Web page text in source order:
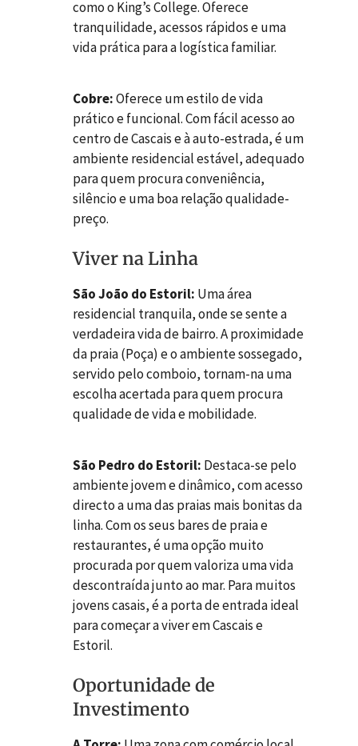
como o King’s College. Oferece
tranquilidade, acessos rápidos e uma
vida prática para a logística familiar.
Cobre:Oferece um estilo de vida
prático e funcional. Com fácil acesso ao
centro de Cascais e à auto-estrada, é um
ambiente residencial estável, adequado
para quem procura conveniência,
silêncio e uma boa relação qualidade-
preço.
Viver na Linha
São João do Estoril: Uma área
residencial tranquila, onde se sente a
verdadeira vida de bairro. A proximidade
da praia (Poça) e o ambiente sossegado,
servido pelo comboio, tornam-na uma
escolha acertada para quem procura
qualidade de vida e mobilidade.
São Pedro do Estoril: Destaca-se pelo
ambiente jovem e dinâmico, com acesso
directo a uma das praias mais bonitas da
linha. Com os seus bares de praia e
restaurantes, é uma opção muito
procurada por quem valoriza uma vida
descontraída junto ao mar. Para muitos
jovens casais, é a porta de entrada ideal
para começar a viver em Cascais e
Estoril.
Oportunidade de
Investimento